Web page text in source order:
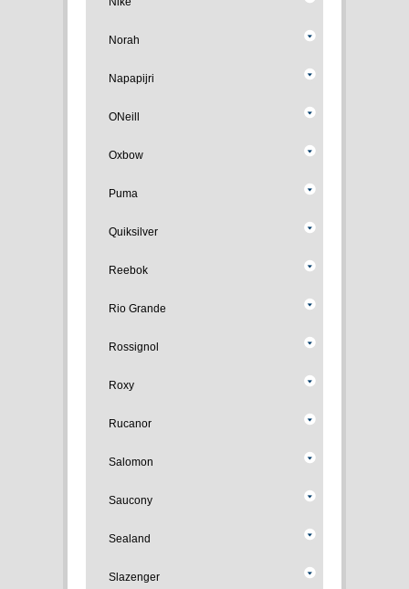
Norah
Napapijri
ONeill
Oxbow
Puma
Quiksilver
Reebok
Rio Grande
Rossignol
Roxy
Rucanor
Salomon
Saucony
Sealand
Slazenger